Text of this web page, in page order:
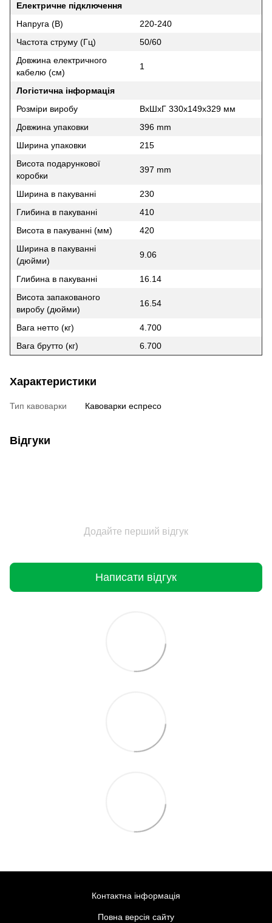
Електричне підключення
Напруга (В)
220-240
Частота струму (Гц)
50/60
Довжина електричного
кабелю (см)
1
Логістична інформація
Розміри виробу
ВxШxГ 330x149x329 мм
Довжина упаковки
396 mm
Ширина упаковки
215
Висота подарункової
коробки
397 mm
Ширина в пакуванні
230
Глибина в пакуванні
410
Висота в пакуванні (мм)
420
Ширина в пакуванні
(дюйми)
9.06
Глибина в пакуванні
16.14
Висота запакованого
виробу (дюйми)
16.54
Вага нетто (кг)
4.700
Вага брутто (кг)
6.700
Характеристики
Тип кавоварки Кавоварки еспресо
Відгуки
Додайте перший відгук
Написати відгук
Контактна інформація
Повна версія сайту